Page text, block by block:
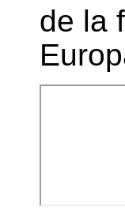
de la